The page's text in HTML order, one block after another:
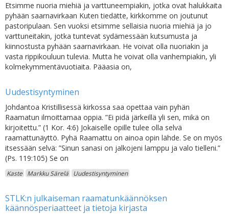
Etsimme nuoria miehiä ja varttuneempiakin, jotka ovat halukkaita
pyhään saarnavirkaan Kuten tiedätte, kirkkomme on joutunut
pastoripulaan. Sen vuoksi etsimme sellaisia nuoria miehiä ja jo
varttuneitakin, jotka tuntevat sydämessään kutsumusta ja
kiinnostusta pyhään saarnavirkaan. He voivat olla nuoriakin ja
vasta rippikouluun tulevia. Mutta he voivat olla vanhempiakin, yli
kolmekymmentävuotiaita. Pääasia on,
Uudestisyntyminen
Johdantoa Kristillisessä kirkossa saa opettaa vain pyhän
Raamatun ilmoittamaa oppia. ”Ei pidä järkeillä yli sen, mikä on
kirjoitettu.” (1 Kor. 4:6) Jokaiselle opille tulee olla selvä
raamattunäyttö. Pyhä Raamattu on ainoa opin lähde. Se on myös
itsessään selvä: ”Sinun sanasi on jalkojeni lamppu ja valo tielleni.”
(Ps. 119:105) Se on
Kaste Markku Särelä Uudestisyntyminen
STLK:n julkaiseman raamatunkäännöksen
käännösperiaatteet ja tietoja kirjasta